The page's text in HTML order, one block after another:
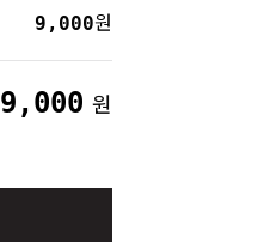
9,000원
9,000 원